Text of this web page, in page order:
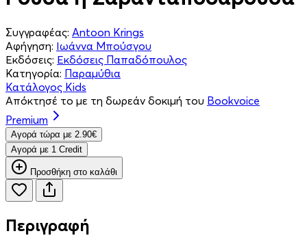
Συγγραφέας: Antoon Krings
Αφήγηση: Ιωάννα Μπούσγου
Εκδόσεις: Εκδόσεις Παπαδόπουλος
Κατηγορία: Παραμύθια
Κατάλογος Kids
Απόκτησέ το με τη δωρεάν δοκιμή του Bookvoice
Premium
Aγορά τώρα με 2.90€
Aγορά με 1 Credit
Προσθήκη στο καλάθι
Περιγραφή